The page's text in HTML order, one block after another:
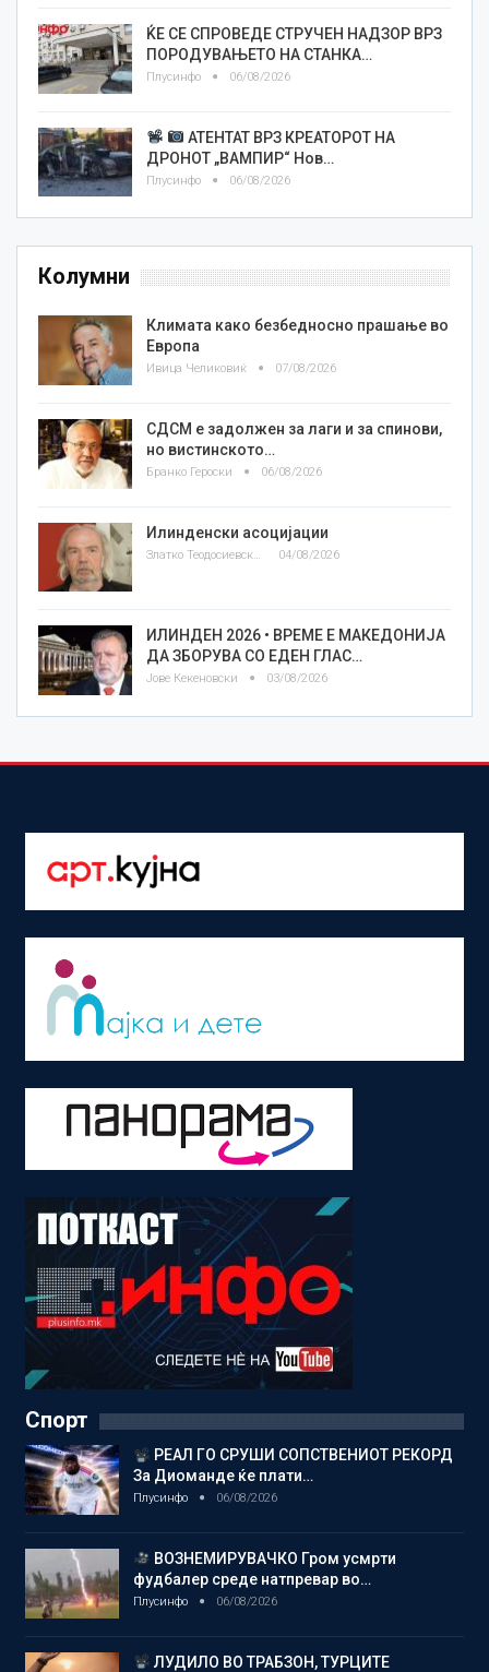
ЌЕ СЕ СПРОВЕДЕ СТРУЧЕН НАДЗОР ВРЗ
ПОРОДУВАЊЕТО НА СТАНКА…
Плусинфо 06/08/2026
АТЕНТАТ ВРЗ КРЕАТОРОТ НА
ДРОНОТ „ВАМПИР“ Нов…
Плусинфо 06/08/2026
Колумни
Климата како безбедносно прашање во
Европа
Ивица Челиковиќ 07/08/2026
СДСМ е задолжен за лаги и за спинови,
но вистинското…
Бранко Героски 06/08/2026
Илинденски асоцијации
Златко Теодосиевски 04/08/2026
ИЛИНДЕН 2026 • ВРЕМЕ Е МАКЕДОНИЈА
ДА ЗБОРУВА СО ЕДЕН ГЛАС…
Јове Кекеновски 03/08/2026
Спорт
РЕАЛ ГО СРУШИ СОПСТВЕНИОТ РЕКОРД
За Диоманде ќе плати…
Плусинфо 06/08/2026
ВОЗНЕМИРУВАЧКО Гром усмрти
фудбалер среде натпревар во…
Плусинфо 06/08/2026
ЛУДИЛО ВО ТРАБЗОН, ТУРЦИТЕ